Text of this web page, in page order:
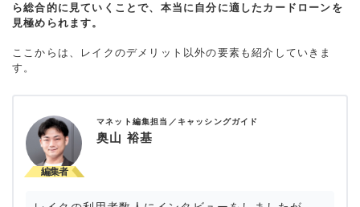
ら総合的に見ていくことで、本当に自分に適したカードローンを
見極められます。
ここからは、レイクのデメリット以外の要素も紹介していきま
す。
マネット編集担当／キャッシングガイド
奥山 裕基